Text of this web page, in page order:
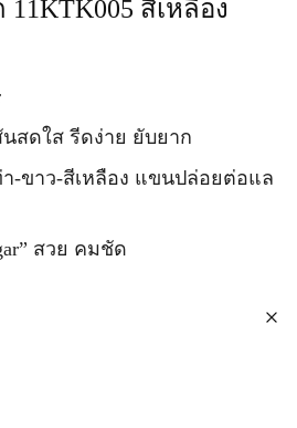
กรรม
11KTK005 สีเหลือง
นสดใส รีดง่าย ยับยาก
-ขาว-สีเหลือง แขนปล่อยต่อแล
สวย คมชัด